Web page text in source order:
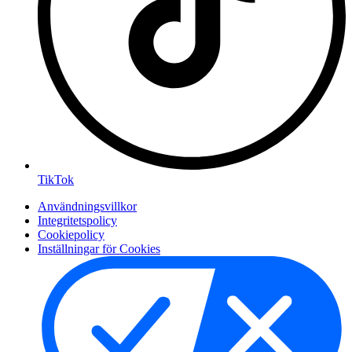
TikTok
Användningsvillkor
Integritetspolicy
Cookiepolicy
Inställningar för Cookies